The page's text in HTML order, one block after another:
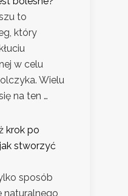
to
który
w celu
Wielu
na ten …
krok po
stworzyć
sposób
naturalnego